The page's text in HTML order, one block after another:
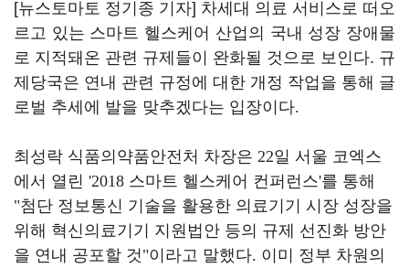
[뉴스토마토 정기종 기자] 차세대 의료 서비스로 떠오
르고 있는 스마트 헬스케어 산업의 국내 성장 장애물
로 지적돼온 관련 규제들이 완화될 것으로 보인다. 규
제당국은 연내 관련 규정에 대한 개정 작업을 통해 글
로벌 추세에 발을 맞추겠다는 입장이다.
최성락 식품의약품안전처 차장은 22일 서울 코엑스
에서 열린 '2018 스마트 헬스케어 컨퍼런스'를 통해
"첨단 정보통신 기술을 활용한 의료기기 시장 성장을
위해 혁신의료기기 지원법안 등의 규제 선진화 방안
을 연내 공포할 것"이라고 말했다. 이미 정부 차원의